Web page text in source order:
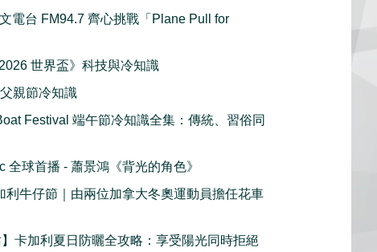
電台 FM94.7 齊心挑戰「Plane Pull for
世界盃》科技與冷知識
親節冷知識
Festival 端午節冷知識全集：傳統、習俗同
全球首播 - 蕭景鴻《背光的角色》
利牛仔節｜由兩位加拿大冬奧運動員擔任花車
】卡加利夏日防曬全攻略：享受陽光同時拒絕